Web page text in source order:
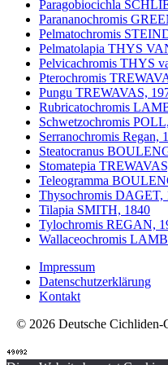
Paragobiocichla
Parananochromis
Pelmatochromis
Pelmatolapia THYS
Pelvicachromis THYS
Pterochromis
Pungu TREWAVAS,
Rubricatochromis
Schwetzochromis
Serranochromis Regan,
Steatocranus
Stomatepia
Teleogramma
Thysochromis DAGET,
Tilapia SMITH, 1840
Tylochromis REGAN,
Wallaceochromis
Impressum
Datenschutzerklärung
Kontakt
© 2026 Deutsche Cichliden-